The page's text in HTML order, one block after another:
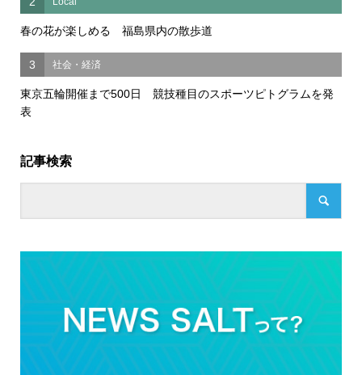
春の花が楽しめる 福島県内の散歩道
3 社会・経済
東京五輪開催まで500日 競技種目のスポーツピトグラムを発
表
記事検索